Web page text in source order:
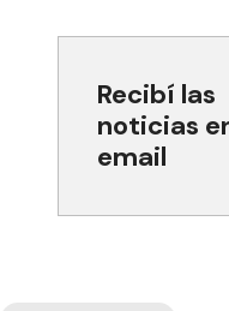
Recibí las
noticias
email